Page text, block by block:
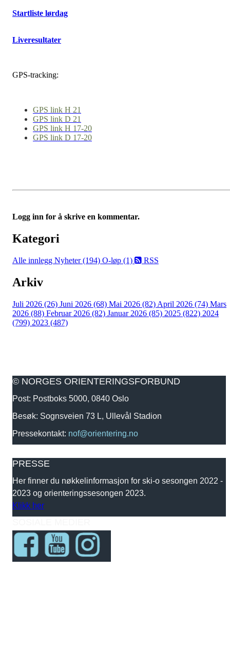
Startliste lørdag
Liveresultater
GPS-tracking:
GPS link H 21
GPS link D 21
GPS link H 17-20
GPS link D 17-20
Logg inn for å skrive en kommentar.
Kategori
Alle innlegg Nyheter (194) O-løp (1) RSS
Arkiv
Juli 2026 (26) Juni 2026 (68) Mai 2026 (82) April 2026 (74) Mars
2026 (88) Februar 2026 (82) Januar 2026 (85) 2025 (822) 2024
(799) 2023 (487)
© NORGES ORIENTERINGSFORBUND
Post: Postboks 5000, 0840 Oslo
Besøk: Sognsveien 73 L, Ullevål Stadion
Pressekontakt: nof@orientering.no
PRESSE
Her finner du nøkkelinformasjon for ski-o sesongen 2022 -
2023 og orienteringssesongen 2023.
Klikk her